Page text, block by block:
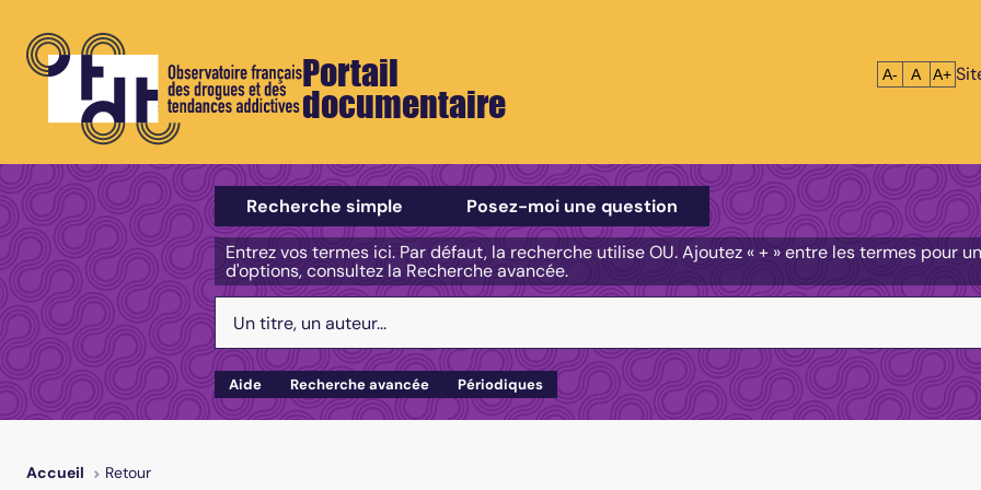
Portail
documentaire
Réduire le
A- A A+
Sélectionner un type de recherche
Recherche simple
Posez-moi une question
Entrez vos termes ici. Par défaut, la recherche utilise OU. Ajoutez « + » entre les termes pour
d'options, consultez la Recherche avancée.
Aide Recherche avancée Périodiques
Accueil Retour